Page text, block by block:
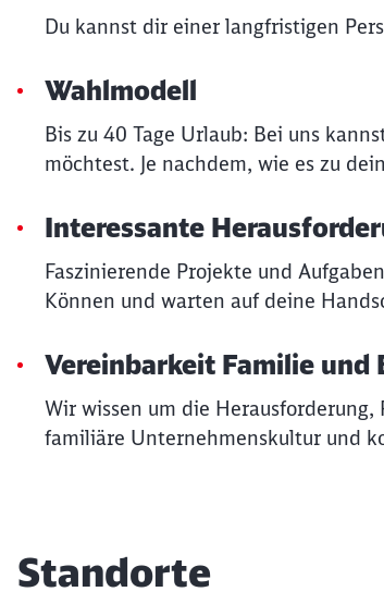
Du kannst dir einer langfristigen
Wahlmodell
Bis zu 40 Tage Urlaub: Bei uns
möchtest. Je nachdem, wie es zu
Interessante
Faszinierende Projekte und
Können und warten auf deine
Vereinbarkeit Familie und
Wir wissen um die
familiäre Unternehmenskultur und
Standorte